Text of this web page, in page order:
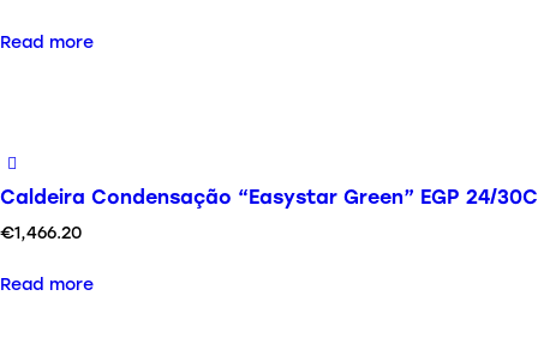
Read more
Caldeira Condensação “Easystar Green” EGP 24/30C
€1,466.20
Read more